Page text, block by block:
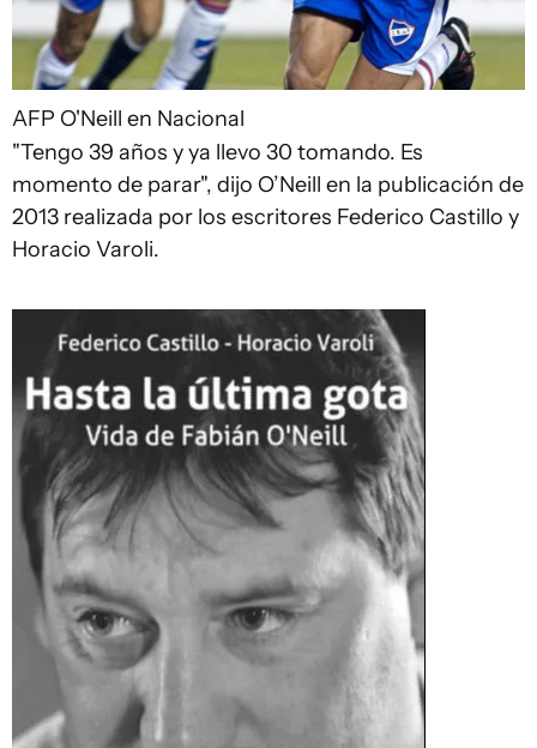
AFP O'Neill en Nacional
"Tengo 39 años y ya llevo 30 tomando. Es
momento de parar", dijo O’Neill en la publicación de
2013 realizada por los escritores Federico Castillo y
Horacio Varoli.